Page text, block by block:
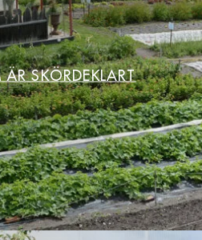
SKÖRDEKLART